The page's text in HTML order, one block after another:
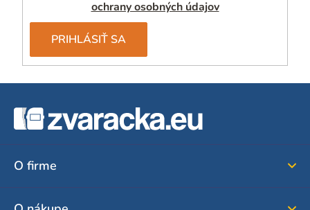
ochrany osobných údajov
PRIHLÁSIŤ SA
O firme